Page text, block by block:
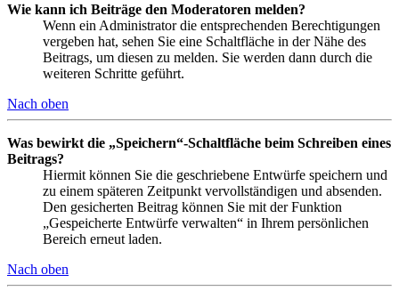
Wie kann ich Beiträge den Moderatoren melden?
Wenn ein Administrator die entsprechenden Berechtigungen
vergeben hat, sehen Sie eine Schaltfläche in der Nähe des
Beitrags, um diesen zu melden. Sie werden dann durch die
weiteren Schritte geführt.
Nach oben
Was bewirkt die „Speichern“-Schaltfläche beim Schreiben eines
Beitrags?
Hiermit können Sie die geschriebene Entwürfe speichern und
zu einem späteren Zeitpunkt vervollständigen und absenden.
Den gesicherten Beitrag können Sie mit der Funktion
„Gespeicherte Entwürfe verwalten“ in Ihrem persönlichen
Bereich erneut laden.
Nach oben